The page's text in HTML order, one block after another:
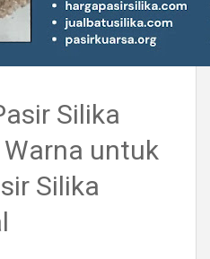
Silika
untuk
Silika